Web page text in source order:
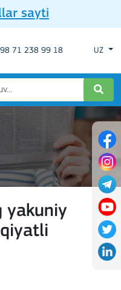
sayti
71 238 99 18 UZ
yakuniy